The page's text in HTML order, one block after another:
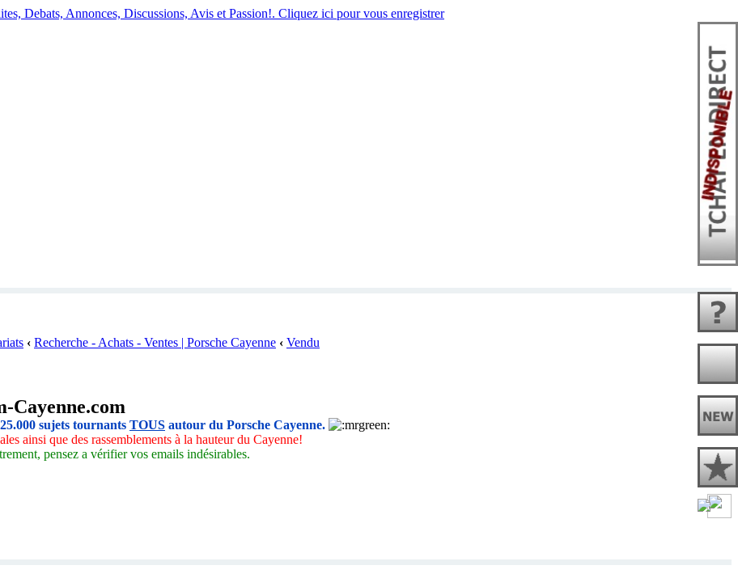
Debats, Annonces, Discussions, Avis et Passion!. Cliquez ici pour vous enregistrer
‹ Recherche - Achats - Ventes | Porsche Cayenne ‹ Vendu
Cayenne.com
sujets tournants TOUS autour du Porsche Cayenne.
ainsi que des rassemblements à la hauteur du Cayenne!
pensez a vérifier vos emails indésirables.